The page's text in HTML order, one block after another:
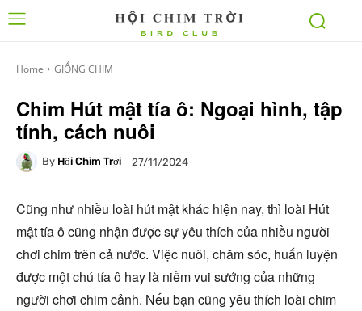
Home GIỐNG CHIM
Chim Hút mật tía ô: Ngoại hình, tập
tính, cách nuôi
By Hội Chim Trời 27/11/2024
Cũng như nhiều loài hút mật khác hiện nay, thì loài Hút
mật tía ô cũng nhận được sự yêu thích của nhiều người
chơi chim trên cả nước. Việc nuôi, chăm sóc, huấn luyện
được một chú tía ô hay là niềm vui sướng của những
người chơi chim cảnh. Nếu bạn cũng yêu thích loài chim